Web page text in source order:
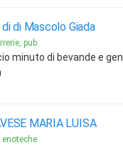
di Mascolo Giada
pub
minuto di bevande e
MARIA LUISA
enoteche